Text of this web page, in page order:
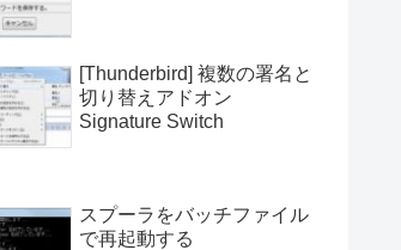
[Thunderbird] 複数の署名と
切り替えアドオン
Signature Switch
スプーラをバッチファイル
で再起動する